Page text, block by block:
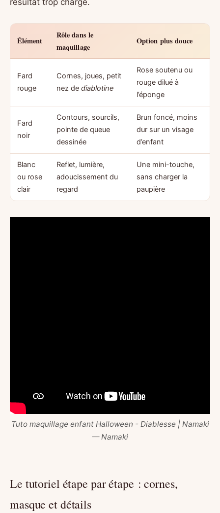
résultat trop chargé.
Élément
Rôle dans le
maquillage
Option plus douce
Fard
rouge
Cornes, joues, petit
nez de diablotine
Rose soutenu ou
rouge dilué à
l’éponge
Fard
noir
Contours, sourcils,
pointe de queue
dessinée
Brun foncé, moins
dur sur un visage
d’enfant
Blanc
ou rose
clair
Reflet, lumière,
adoucissement du
regard
Une mini-touche,
sans charger la
paupière
Tuto maquillage enfant Halloween - Diablesse | Namaki
— Namaki
Le tutoriel étape par étape : cornes,
masque et détails